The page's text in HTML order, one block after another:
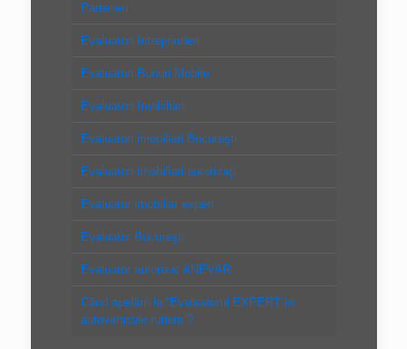
Parteneri
Evaluatori Intreprinderi
Evaluatori Bunuri Mobile
Evaluatori Imobiliari
Evaluatori imobiliari Bucureşti
Evaluatori imobiliari autorizaţi
Evaluator imobiliar expert
Evaluator Bucureşti
Evaluator autorizat ANEVAR
Când apelăm la “Evaluatorul EXPERT în
autovehicule rutiere”?